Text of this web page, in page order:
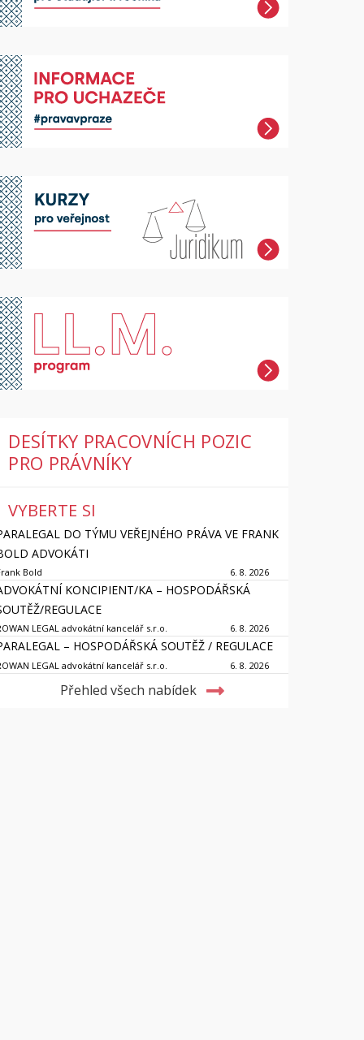
DESÍTKY PRACOVNÍCH POZIC
PRO PRÁVNÍKY
VYBERTE SI
DO TÝMU VEŘEJNÉHO PRÁVA VE FRANK
ADVOKÁTI
Bold 6. 8. 2026
KONCIPIENT/KA – HOSPODÁŘSKÁ
REGULACE
LEGAL advokátní kancelář s.r.o. 6. 8. 2026
– HOSPODÁŘSKÁ SOUTĚŽ / REGULACE
LEGAL advokátní kancelář s.r.o. 6. 8. 2026
Přehled všech nabídek